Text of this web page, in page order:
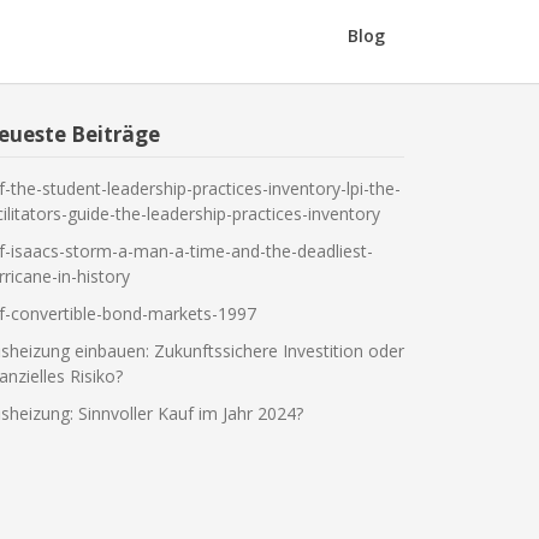
Blog
Beiträge
the-student-leadership-practices-inventory-lpi-the-
guide-the-leadership-practices-inventory
isaacs-storm-a-man-a-time-and-the-deadliest-
in-history
convertible-bond-markets-1997
einbauen: Zukunftssichere Investition oder
Risiko?
Sinnvoller Kauf im Jahr 2024?